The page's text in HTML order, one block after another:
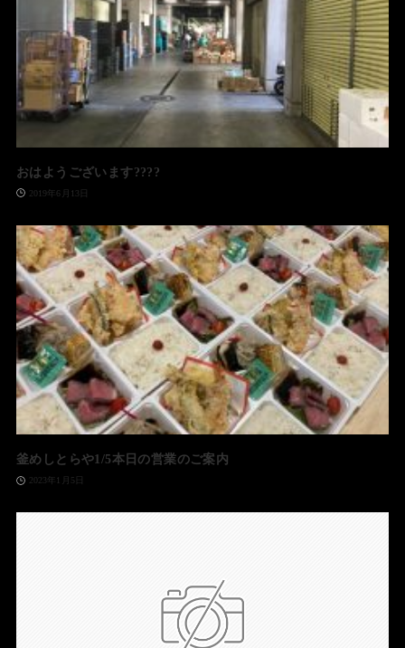
おはようございます????
2019年6月13日
釜めしとらや1/5本日の営業のご案内
2023年1月5日